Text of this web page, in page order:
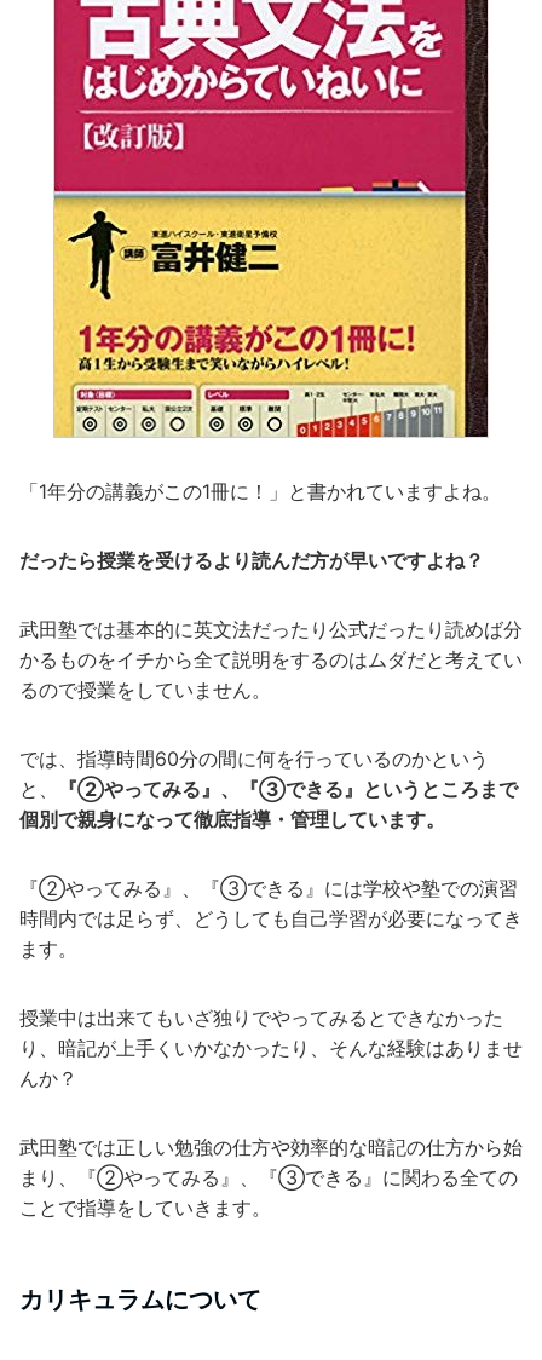
「1年分の講義がこの1冊に！」と書かれていますよね。
だったら授業を受けるより読んだ方が早いですよね？
武田塾では基本的に英文法だったり公式だったり読めば分
かるものをイチから全て説明をするのはムダだと考えてい
るので授業をしていません。
では、指導時間60分の間に何を行っているのかという
と、
『②やってみる』、『③できる』というところまで
個別で親身になって徹底指導・管理しています。
『②やってみる』、『③できる』には学校や塾での演習
時間内では足らず、どうしても自己学習が必要になってき
ます。
授業中は出来てもいざ独りでやってみるとできなかった
り、暗記が上手くいかなかったり、そんな経験はありませ
んか？
武田塾では正しい勉強の仕方や効率的な暗記の仕方から始
まり、『②やってみる』、『③できる』に関わる全ての
ことで指導をしていきます。
カリキュラムについて